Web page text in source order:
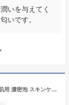
いを与えてく
いです。
マックス 無添加 炭酸泡洗顔フォーム 150g 敏感肌用 濃密泡 スキンケア クレンジング 炭酸泡パック 保湿 肌荒れ防止 日本製 香料着色料不使用 パラベンフリー